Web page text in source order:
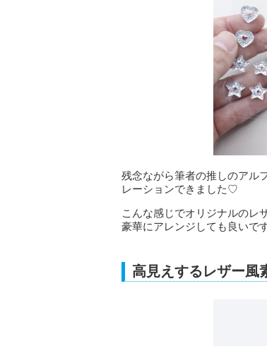
残念ながら筆者の推しのアル
レーションできました♡
こんな感じでオリジナルのレ
豪華にアレンジしても良いです
高見えするレザー風